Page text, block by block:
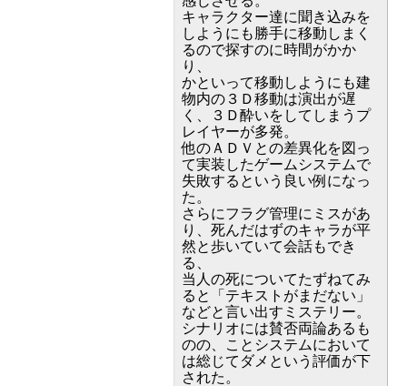
キャラクター達に聞き込みを
しようにも勝手に移動しまく
るので探すのに時間がかか
り、
かといって移動しようにも建
物内の３Ｄ移動は演出が遅
く、３Ｄ酔いをしてしまうプ
レイヤーが多発。
他のＡＤＶとの差異化を図っ
て実装したゲームシステムで
失敗するという良い例になっ
た。
さらにフラグ管理にミスがあ
り、死んだはずのキャラが平
然と歩いていて会話もでき
る、
当人の死についてたずねてみ
ると「テキストがまだない」
などと言い出すミステリー。
シナリオには賛否両論あるも
のの、ことシステムにおいて
は総じてダメという評価が下
された。